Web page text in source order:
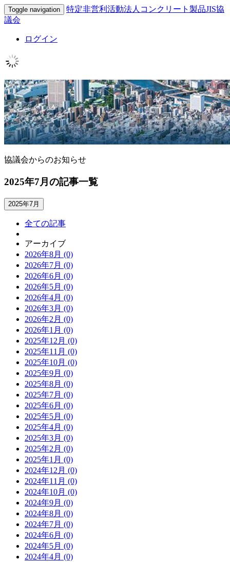
Toggle navigation
特定非営利活動法人コンクリート製品JIS協
議会
ログイン
協議会からのお知らせ
2025年7月の記事一覧
2025年7月
全ての記事
アーカイブ
2026年8月 (0)
2026年7月 (0)
2026年6月 (0)
2026年5月 (0)
2026年4月 (0)
2026年3月 (0)
2026年2月 (0)
2026年1月 (0)
2025年12月 (0)
2025年11月 (0)
2025年10月 (0)
2025年9月 (0)
2025年8月 (0)
2025年7月 (0)
2025年6月 (0)
2025年5月 (0)
2025年4月 (0)
2025年3月 (0)
2025年2月 (0)
2025年1月 (0)
2024年12月 (0)
2024年11月 (0)
2024年10月 (0)
2024年9月 (0)
2024年8月 (0)
2024年7月 (0)
2024年6月 (0)
2024年5月 (0)
2024年4月 (0)